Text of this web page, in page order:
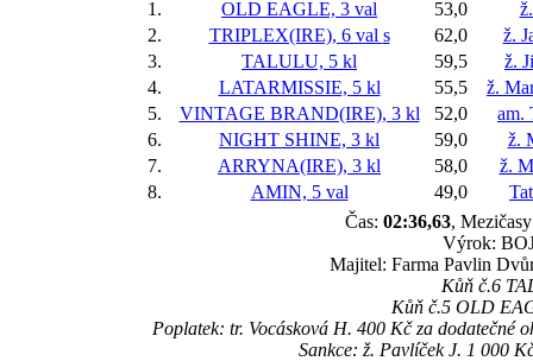
1.
OLD EAGLE, 3 val 53,0
2.
TRIPLEX(IRE), 6 val s 62,0
ž.
3.
TALULU, 5 kl 59,5
ž.
4.
LATARMISSIE, 5 kl 55,5
ž.
5.
VINTAGE BRAND(IRE), 3 kl 52,0
am.
6.
NIGHT SHINE, 3 kl 59,0
ž.
7.
ARRYNA(IRE), 3 kl 58,0
ž.
8.
AMIN, 5 val 49,0
Čas: 02:36,63,
Výrok:
Majitel: Farma Pavlin
Kůň č.6
Kůň č.5 OLD
Poplatek: tr. Vocásková H. 400 Kč za dodatečné
Sankce: ž. Pavlíček J. 1 000